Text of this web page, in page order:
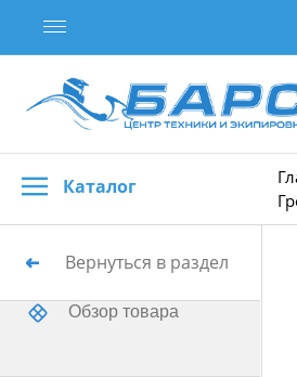
Каталог
Вернуться в раздел
Обзор товара